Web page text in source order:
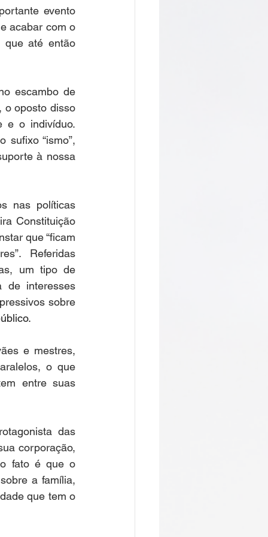
Cafundó
João Polaro
evento
acabar com o
que até então
escambo de
o oposto disso
e o indivíduo.
sufixo “ismo”,
à nossa
nas políticas
Constituição
que “ficam
Referidas
um tipo de
de interesses
sobre
e mestres,
o que
entre suas
das
corporação,
o fato é que o
a família,
que tem o